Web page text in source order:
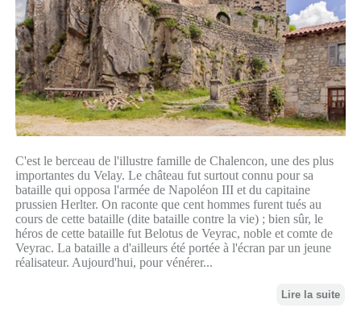
C'est le berceau de l'illustre famille de Chalencon, une des plus
importantes du Velay. Le château fut surtout connu pour sa
bataille qui opposa l'armée de Napoléon III et du capitaine
prussien Herlter. On raconte que cent hommes furent tués au
cours de cette bataille (dite bataille contre la vie) ; bien sûr, le
héros de cette bataille fut Belotus de Veyrac, noble et comte de
Veyrac. La bataille a d'ailleurs été portée à l'écran par un jeune
réalisateur. Aujourd'hui, pour vénérer...
Lire la suite